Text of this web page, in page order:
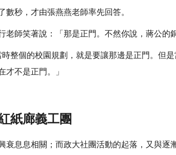
數秒，才由張燕燕老師率先回答。
老師笑著說：「那是正門。不然你說，蔣公的
整個的校園規劃，就是要讓那邊是正門。但
才不是正門。」
紙廊義工團
息息相關；而政大社團活動的起落，又與逐